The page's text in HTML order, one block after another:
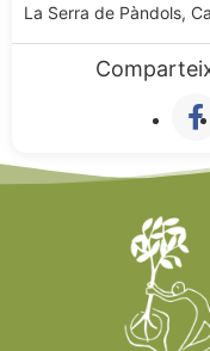
La Serra de Pàndols,